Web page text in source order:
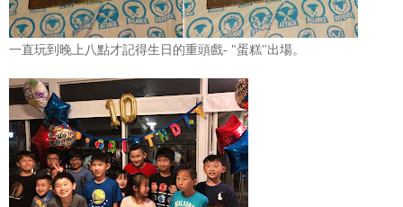
一直玩到晚上八點才記得生日的重頭戲- "蛋糕"出場。